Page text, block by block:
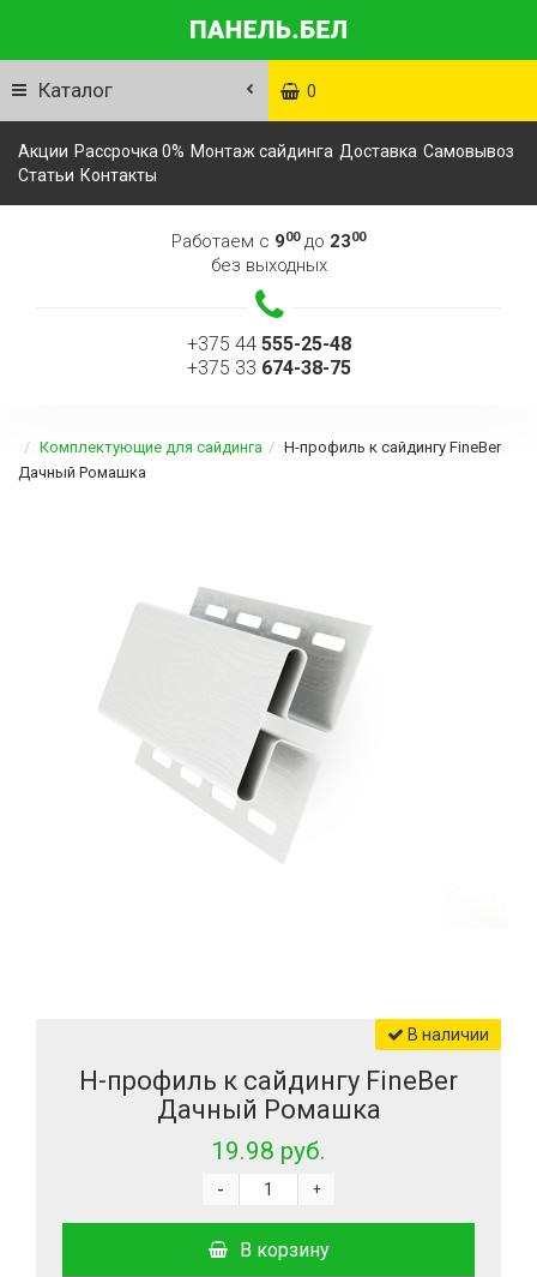
Каталог 0
Акции Рассрочка 0% Монтаж сайдинга Доставка Самовывоз
Статьи Контакты
Работаем с 900до 2300
без выходных
+375 44 555-25-48
+375 33 674-38-75
Комплектующие для сайдинга
Н-профиль к сайдингу FineBer
Дачный Ромашка
В наличии
Н-профиль к сайдингу FineBer
Дачный Ромашка
19.98 руб.
+
-
В корзину